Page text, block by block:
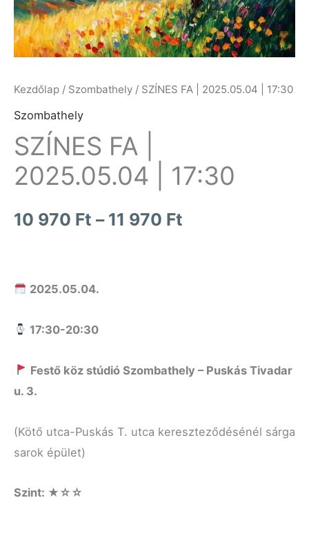
Kezdőlap / Szombathely / SZÍNES FA | 2025.05.04 | 17:30
Szombathely
SZÍNES FA |
2025.05.04 | 17:30
10 970 Ft – 11 970 Ft
2025.05.04.
17:30-20:30
Festőköz stúdió Szombathely – Puskás Tivadar
u. 3.
(Kötő utca-Puskás T. utca kereszteződésénél sárga
sarok épület)
Szint: ★☆☆